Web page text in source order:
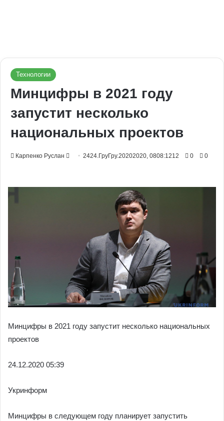
Технологии
Минцифры в 2021 году
запустит несколько
национальных проектов
Карпенко Руслан
Send2424.ГруГру.20202020, 0808:1212 0 0
Минцифры в 2021 году запустит несколько национальных
проектов
24.12.2020 05:39
Укринформ
Минцифры в следующем году планирует запустить